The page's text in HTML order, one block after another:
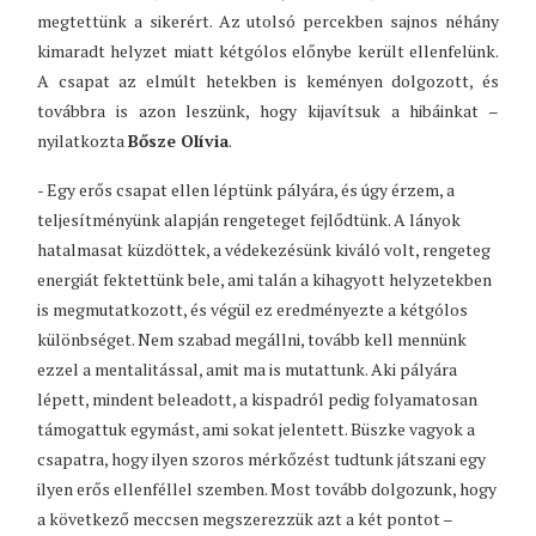
megtettünk a sikerért. Az utolsó percekben sajnos néhány
kimaradt helyzet miatt kétgólos előnybe került ellenfelünk.
A csapat az elmúlt hetekben is keményen dolgozott, és
továbbra is azon leszünk, hogy kijavítsuk a hibáinkat –
nyilatkoztaBősze Olívia.
- Egy erős csapat ellen léptünk pályára, és úgy érzem, a
teljesítményünk alapján rengeteget fejlődtünk. A lányok
hatalmasat küzdöttek, a védekezésünk kiváló volt, rengeteg
energiát fektettünk bele, ami talán a kihagyott helyzetekben
is megmutatkozott, és végül ez eredményezte a kétgólos
különbséget. Nem szabad megállni, tovább kell mennünk
ezzel a mentalitással, amit ma is mutattunk. Aki pályára
lépett, mindent beleadott, a kispadról pedig folyamatosan
támogattuk egymást, ami sokat jelentett. Büszke vagyok a
csapatra, hogy ilyen szoros mérkőzést tudtunk játszani egy
ilyen erős ellenféllel szemben. Most tovább dolgozunk, hogy
a következő meccsen megszerezzük azt a két pontot –